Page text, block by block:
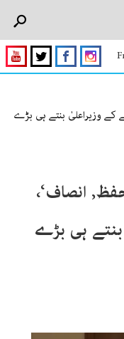
کے وزیراعلیٰ بنتے ہی بڑے
انصاف‘،
بنتے ہی بڑے